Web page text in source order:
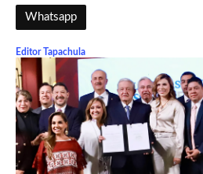
Whatsapp
Editor Tapachula